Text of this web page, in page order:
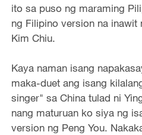
ito sa puso ng maraming
ng Filipino version na
Kim Chiu.
Kaya naman isang
maka-duet ang isang
singer" sa China tulad ni
nang maturuan ko siya ng
version ng Peng You.